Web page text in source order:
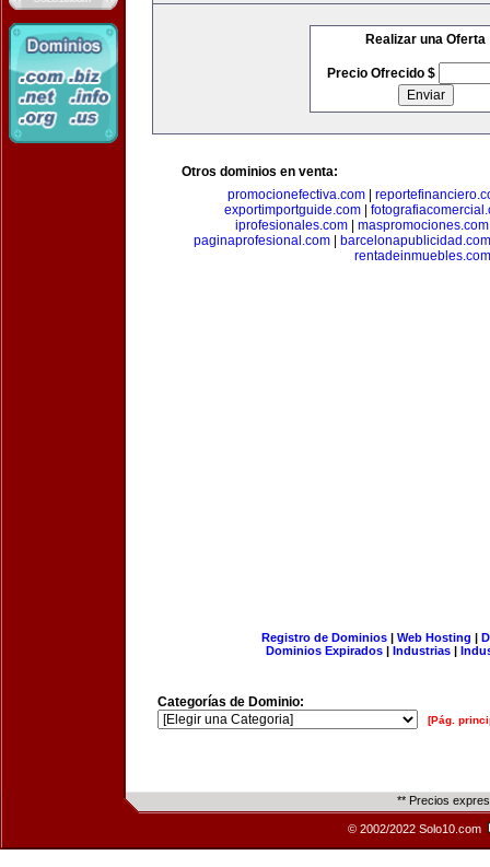
Realizar una Oferta
Precio Ofrecido $
Otros dominios en venta:
promocionefectiva.com
exportimportguide.com
iprofesionales.com
maspromociones.com
paginaprofesional.com|
barcelonapublicidad.com
rentadeinmuebles.com
Registro de Dominios| Web Hosting |
Dominios Expirados | Industrias |
Categorías de Dominio:
[Pág.
** Precios
© 2002/2022 Solo10.com